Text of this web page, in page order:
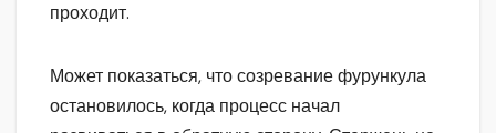
проходит.
Может показаться, что созревание фурункула
остановилось, когда процесс начал